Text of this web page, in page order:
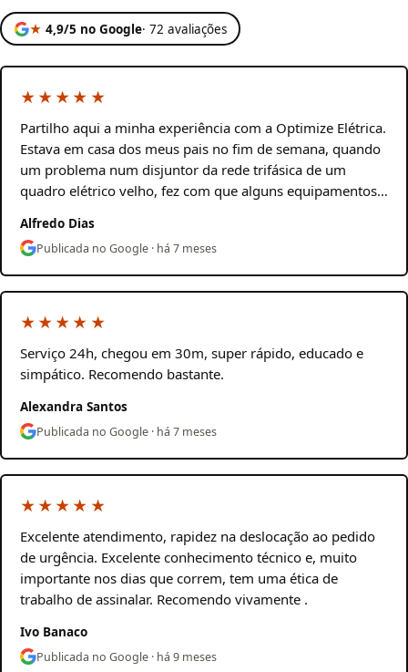
★ 4,9/5 no Google· 72 avaliações
★★★★★
Partilho aqui a minha experiência com a Optimize Elétrica.
Estava em casa dos meus pais no fim de semana, quando
um problema num disjuntor da rede trifásica de um
quadro elétrico velho, fez com que alguns equipamentos…
Alfredo Dias
Publicada no Google · há 7 meses
★★★★★
Serviço 24h, chegou em 30m, super rápido, educado e
simpático. Recomendo bastante.
Alexandra Santos
Publicada no Google · há 7 meses
★★★★★
Excelente atendimento, rapidez na deslocação ao pedido
de urgência. Excelente conhecimento técnico e, muito
importante nos dias que correm, tem uma ética de
trabalho de assinalar. Recomendo vivamente .
Ivo Banaco
Publicada no Google · há 9 meses